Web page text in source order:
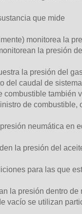
que mide
monitorea la
la presión
la presión del
del caudal de
combustible también
de
neumática en
la presión del
para las que
la presión dentro
vacío se utilizan